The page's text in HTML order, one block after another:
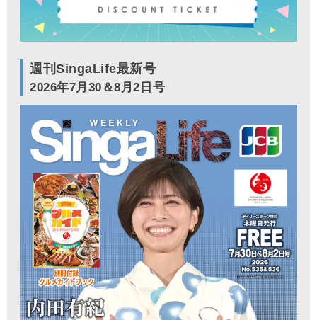
週刊SingaLife最新号
2026年7月30＆8月2日号